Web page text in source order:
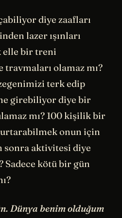
diye zaafları
lazer ışınları
elle bir treni
olamaz mı?
terk edip
girebiliyor diye bir
mı? 100 kişilik bir
onun için
sonra aktivitesi diye
Sadece kötü bir gün
Dünya benim olduğum